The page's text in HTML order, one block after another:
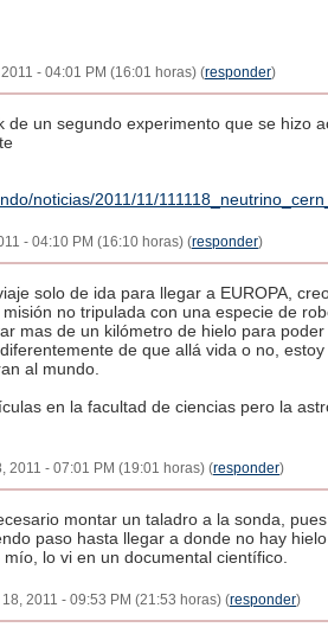
- 04:01 PM (16:01 horas) (responder)
de un segundo experimento que se hizo
noticias/2011/11/
- 04:10 PM (16:10 horas) (responder)
solo de ida para llegar a EUROPA,
no tripulada con una especie de
mas de un kilómetro de hielo para
de que allá vida o no,
al mundo.
en la facultad de ciencias pero la
2011 - 07:01 PM (19:01 horas) (responder)
montar un taladro a la sonda,
paso hasta llegar a donde no hay
lo vi en un documental científico.
2011 - 09:53 PM (21:53 horas) (responder)